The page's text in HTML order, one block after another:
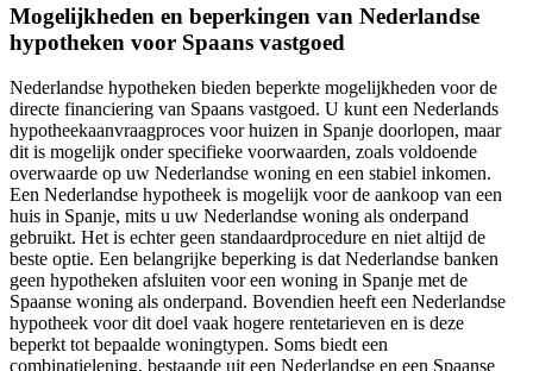
Mogelijkheden en beperkingen van Nederlandse
hypotheken voor Spaans vastgoed
Nederlandse hypotheken bieden beperkte mogelijkheden voor de
directe financiering van Spaans vastgoed. U kunt een Nederlands
hypotheekaanvraagproces voor huizen in Spanje doorlopen, maar
dit is mogelijk onder specifieke voorwaarden, zoals voldoende
overwaarde op uw Nederlandse woning en een stabiel inkomen.
Een Nederlandse hypotheek is mogelijk voor de aankoop van een
huis in Spanje, mits u uw Nederlandse woning als onderpand
gebruikt. Het is echter geen standaardprocedure en niet altijd de
beste optie. Een belangrijke beperking is dat Nederlandse banken
geen hypotheken afsluiten voor een woning in Spanje met de
Spaanse woning als onderpand. Bovendien heeft een Nederlandse
hypotheek voor dit doel vaak hogere rentetarieven en is deze
beperkt tot bepaalde woningtypen. Soms biedt een
combinatielening, bestaande uit een Nederlandse en een Spaanse